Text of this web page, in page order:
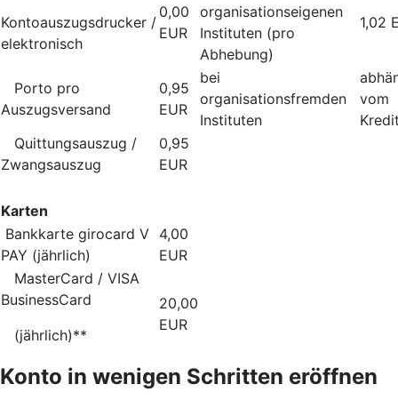
Kontoauszugsdrucker /
elektronisch
0,00
EUR
organisationseigenen
Instituten (pro
Abhebung)
1,02
Porto pro
Auszugsversand
0,95
EUR
bei
organisationsfremden
Instituten
vom
Quittungsauszug /
Zwangsauszug
0,95
EUR
Karten
Bankkarte girocard V
PAY (jährlich)
4,00
EUR
MasterCard / VISA
BusinessCard
(jährlich)**
20,00
EUR
Konto in wenigen Schritten eröffnen